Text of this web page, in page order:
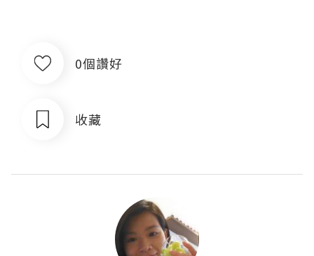
0個讚好
收藏